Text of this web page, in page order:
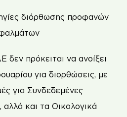
πρόκειται να ανοίξει
για διορθώσεις, με
για Συνδεδεμένες
αλλά και τα Οικολογικά